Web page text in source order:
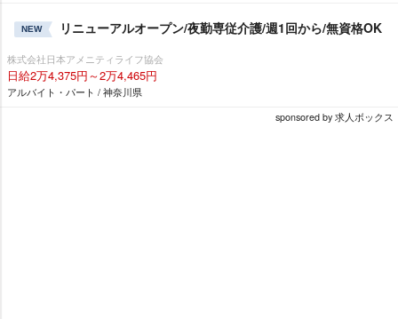
NEW リニューアルオープン/夜勤専従介護/週1回から/無資格OK
株式会社日本アメニティライフ協会
日給2万4,375円～2万4,465円
アルバイト・パート / 神奈川県
sponsored by 求人ボックス